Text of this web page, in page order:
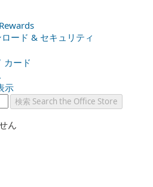
ード & セキュリティ
カード
示
検索 Search the Office Store
ん